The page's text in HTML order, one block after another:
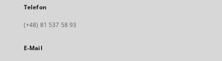
Telefon
(+48) 81 537 58 93
E-Mail